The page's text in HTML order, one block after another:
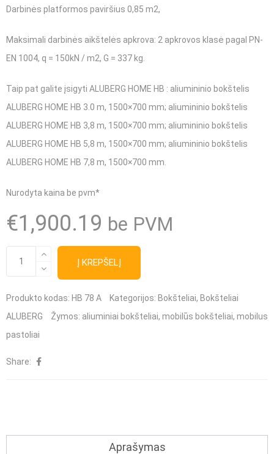
Darbinės platformos paviršius 0,85 m2,
Maksimali darbinės aikštelės apkrova: 2 apkrovos klasė pagal PN-
EN 1004, q = 150kN / m2, G = 337 kg.
Taip pat galite įsigyti ALUBERG HOME HB : aliumininio bokštelis
ALUBERG HOME HB 3.0 m, 1500×700 mm; aliumininio bokštelis
ALUBERG HOME HB 3,8 m, 1500×700 mm; aliumininio bokštelis
ALUBERG HOME HB 5,8 m, 1500×700 mm; aliumininio bokštelis
ALUBERG HOME HB 7,8 m, 1500×700 mm.
Nurodyta kaina be pvm*
€1,900.19 be PVM
HB
Į KREPŠELĮ
Produkto kodas: HB 78 A Kategorijos: Bokšteliai, Bokšteliai
ALUBERG
Žymos: aliuminiai bokšteliai, mobilūs bokšteliai, mobilus
pastoliai
Share:
Aprašymas